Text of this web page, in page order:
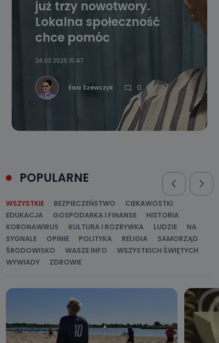
już trzy nowotwory.
Lokalna społeczność
chce pomóc
24.03.2025 15:47
Ewa Szewczyk 0
POPULARNE
WSZYSTKIE BEZPIECZEŃSTWO
CIEKAWOSTKI
EDUKACJA
GOSPODARKA I FINANSE
HISTORIA
KORONAWIRUS
KULTURA I ROZRYWKA LUDZIE
NA
SYGNALE
OPINIE POLITYKA RELIGIA
SAMORZĄD
ŚRODOWISKO
WASZE INFO
WSZYSTKICH ŚWIĘTYCH
WYWIADY
ZDROWIE